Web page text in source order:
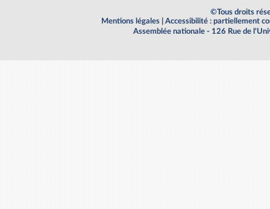
©Tous droits
Mentions légales
Accessibilité : partiellement
Assemblée nationale - 126 Rue de